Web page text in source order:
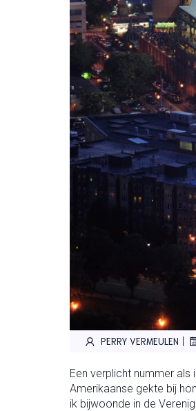
PERRY VERMEULEN |
Een verplicht nummer
Amerikaanse gekte bij
ik bijwoonde in de